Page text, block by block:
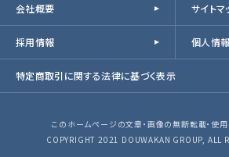
会社概要 サイトマ
採用情報 個人情
特定商取引に関する法律に基づく表示
このホームページの文章・画像の無断転載・使用
COPYRIGHT 2021 DOUWAKAN GROUP, ALL